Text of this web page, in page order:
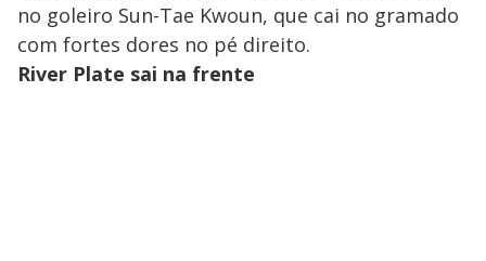
no goleiro Sun-Tae Kwoun, que cai no gramado
com fortes dores no pé direito.
River Plate sai na frente